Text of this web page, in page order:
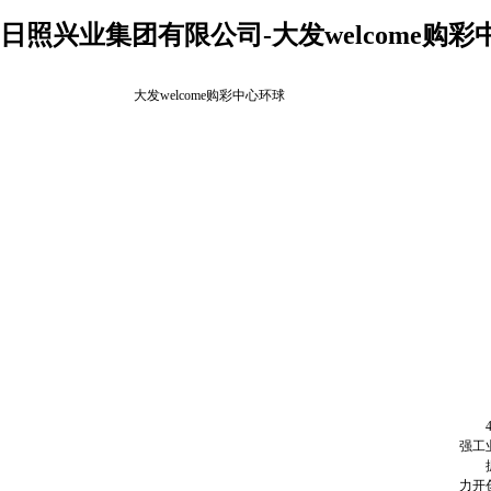
日照兴业集团有限公司-大发welcome购彩
大发welcome购彩中心环球
4月
强工
据
力开